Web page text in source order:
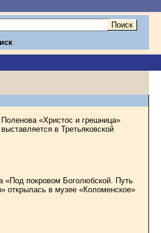
«Христос и грешница»
в Третьяковской
«Под покровом Боголюбской. Путь
открылась в музее «Коломенское»